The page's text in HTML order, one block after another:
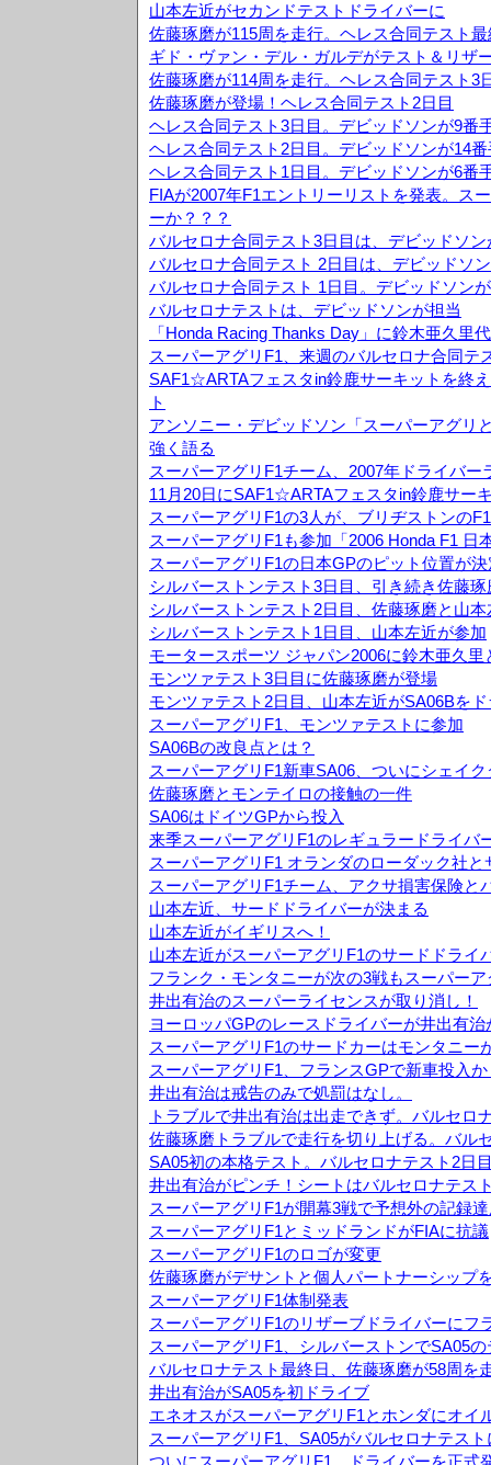
山本左近がセカンドテストドライバーに
佐藤琢磨が115周を走行。ヘレス合同テスト
ギド・ヴァン・デル・ガルデがテスト＆リザ
佐藤琢磨が114周を走行。ヘレス合同テスト3
佐藤琢磨が登場！ヘレス合同テスト2日目
ヘレス合同テスト3日目。デビッドソンが9番
ヘレス合同テスト2日目。デビッドソンが14
ヘレス合同テスト1日目。デビッドソンが6番
FIAが2007年F1エントリーリストを発表。ス
ーか？？？
バルセロナ合同テスト3日目は、デビッドソン
バルセロナ合同テスト 2日目は、デビッドソ
バルセロナ合同テスト 1日目。デビッドソン
バルセロナテストは、デビッドソンが担当
「Honda Racing Thanks Day」に鈴木亜久里
スーパーアグリF1、来週のバルセロナ合同テ
SAF1☆ARTAフェスタin鈴鹿サーキットを終
ト
アンソニー・デビッドソン「スーパーアグリ
強く語る
スーパーアグリF1チーム、2007年ドライバー
11月20日にSAF1☆ARTAフェスタin鈴鹿サー
スーパーアグリF1の3人が、ブリヂストンの
スーパーアグリF1も参加「2006 Honda F1 日
スーパーアグリF1の日本GPのピット位置が決
シルバーストンテスト3日目、引き続き佐藤
シルバーストンテスト2日目、佐藤琢磨と山
シルバーストンテスト1日目、山本左近が参加
モータースポーツ ジャパン2006に鈴木亜久
モンツァテスト3日目に佐藤琢磨が登場
モンツァテスト2日目、山本左近がSA06Bを
スーパーアグリF1、モンツァテストに参加
SA06Bの改良点とは？
スーパーアグリF1新車SA06、ついにシェイ
佐藤琢磨とモンテイロの接触の一件
SA06はドイツGPから投入
来季スーパーアグリF1のレギュラードライバ
スーパーアグリF1 オランダのローダック社
スーパーアグリF1チーム、アクサ損害保険と
山本左近、サードドライバーが決まる
山本左近がイギリスへ！
山本左近がスーパーアグリF1のサードドライ
フランク・モンタニーが次の3戦もスーパー
井出有治のスーパーライセンスが取り消し！
ヨーロッパGPのレースドライバーが井出有
スーパーアグリF1のサードカーはモンタニー
スーパーアグリF1、フランスGPで新車投入か
井出有治は戒告のみで処罰はなし。
トラブルで井出有治は出走できず。バルセロ
佐藤琢磨トラブルで走行を切り上げる。バル
SA05初の本格テスト。バルセロナテスト2日
井出有治がピンチ！シートはバルセロナテス
スーパーアグリF1が開幕3戦で予想外の記録
スーパーアグリF1とミッドランドがFIAに抗議
スーパーアグリF1のロゴが変更
佐藤琢磨がデサントと個人パートナーシップ
スーパーアグリF1体制発表
スーパーアグリF1のリザーブドライバーにフ
スーパーアグリF1、シルバーストンでSA05の
バルセロナテスト最終日、佐藤琢磨が58周を
井出有治がSA05を初ドライブ
エネオスがスーパーアグリF1とホンダにオイ
スーパーアグリF1、SA05がバルセロナテスト
ついにスーパーアグリF1、ドライバーを正式